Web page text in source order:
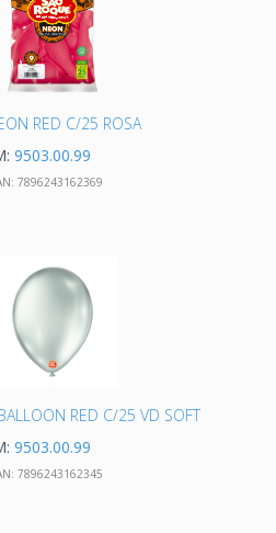
RED C/25 ROSA
9503.00.99
7896243162369
RED C/25 VD SOFT
9503.00.99
7896243162345